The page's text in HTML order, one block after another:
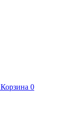
Корзина 0